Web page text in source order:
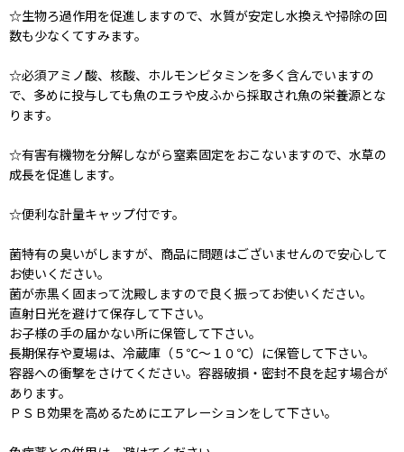
☆生物ろ過作用を促進しますので、水質が安定し水換えや掃除の回
数も少なくてすみます。
☆必須アミノ酸、核酸、ホルモンビタミンを多く含んでいますの
で、多めに投与しても魚のエラや皮ふから採取され魚の栄養源とな
ります。
☆有害有機物を分解しながら窒素固定をおこないますので、水草の
成長を促進します。
☆便利な計量キャップ付です。
菌特有の臭いがしますが、商品に問題はございませんので安心して
お使いください。
菌が赤黒く固まって沈殿しますので良く振ってお使いください。
直射日光を避けて保存して下さい。
お子様の手の届かない所に保管して下さい。
長期保存や夏場は、冷蔵庫（５℃〜１０℃）に保管して下さい。
容器への衝撃をさけてください。容器破損・密封不良を起す場合が
あります。
ＰＳＢ効果を高めるためにエアレーションをして下さい。